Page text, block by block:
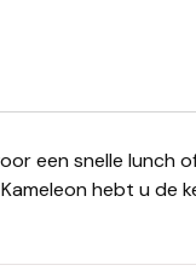
hebt u de